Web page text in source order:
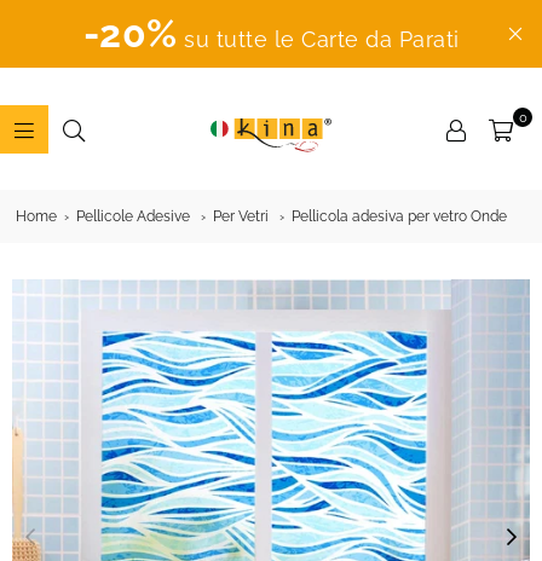
-20% su tutte le Carte da Parati
0
Home Pellicole Adesive Per Vetri Pellicola adesiva per vetro Onde